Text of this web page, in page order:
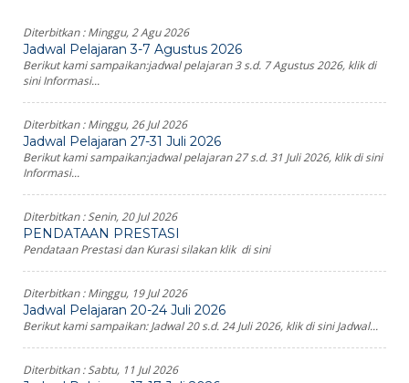
Diterbitkan :Minggu, 2 Agu 2026
Jadwal Pelajaran 3-7 Agustus 2026
Berikut kami sampaikan:jadwal pelajaran 3 s.d. 7 Agustus 2026, klik di
sini Informasi...
Diterbitkan :Minggu, 26 Jul 2026
Jadwal Pelajaran 27-31 Juli 2026
Berikut kami sampaikan:jadwal pelajaran 27 s.d. 31 Juli 2026, klik di sini
Informasi...
Diterbitkan :Senin, 20 Jul 2026
PENDATAAN PRESTASI
Pendataan Prestasi dan Kurasi silakan klik di sini
Diterbitkan :Minggu, 19 Jul 2026
Jadwal Pelajaran 20-24 Juli 2026
Berikut kami sampaikan: Jadwal 20 s.d. 24 Juli 2026, klik di sini Jadwal...
Diterbitkan :Sabtu, 11 Jul 2026